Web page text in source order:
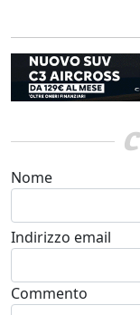
Nome
Indirizzo email
Commento